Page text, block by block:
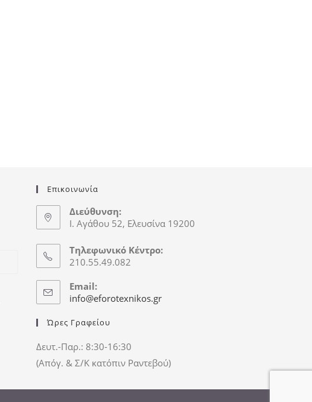
Επικοινωνία
Διεύθυνση:
Ι. Αγάθου 52, Ελευσίνα 19200
Τηλεφωνικό Κέντρο:
210.55.49.082
Email:
info@eforotexnikos.gr
Ώρες Γραφείου
Δευτ.-Παρ.: 8:30-16:30
(Απόγ. & Σ/Κ κατόπιν Ραντεβού)